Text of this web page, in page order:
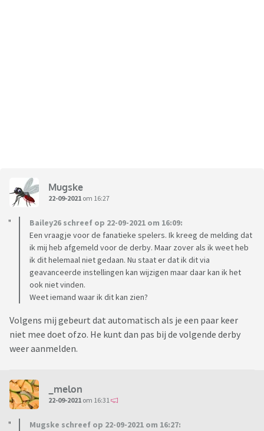
Mugske
22-09-2021 om 16:27
Bailey26 schreef op 22-09-2021 om 16:09:
Een vraagje voor de fanatieke spelers. Ik kreeg de melding dat
ik mij heb afgemeld voor de derby. Maar zover als ik weet heb
ik dit helemaal niet gedaan. Nu staat er dat ik dit via
geavanceerde instellingen kan wijzigen maar daar kan ik het
ook niet vinden.
Weet iemand waar ik dit kan zien?
Volgens mij gebeurt dat automatisch als je een paar keer
niet mee doet ofzo. He kunt dan pas bij de volgende derby
weer aanmelden.
_melon
22-09-2021 om 16:31
Mugske schreef op 22-09-2021 om 16:27: